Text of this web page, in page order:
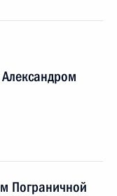
Пограничной